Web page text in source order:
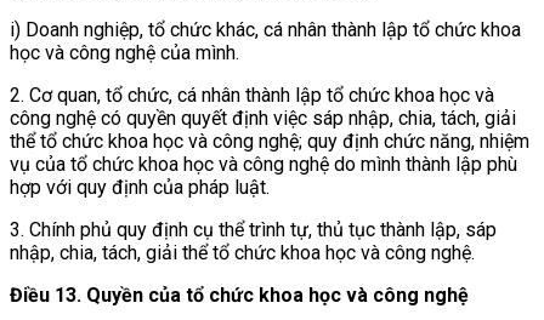
i) Doanh nghiệp, tổ chức khác, cá nhân thành lập tổ chức khoa
học và công nghệ của mình.
2. Cơ quan, tổ chức, cá nhân thành lập tổ chức khoa học và
công nghệ có quyền quyết định việc sáp nhập, chia, tách, giải
thể tổ chức khoa học và công nghệ; quy định chức năng, nhiệm
vụ của tổ chức khoa học và công nghệ do mình thành lập phù
hợp với quy định của pháp luật.
3. Chính phủ quy định cụ thể trình tự, thủ tục thành lập, sáp
nhập, chia, tách, giải thể tổ chức khoa học và công nghệ.
Điều 13. Quyền của tổ chức khoa học và công nghệ